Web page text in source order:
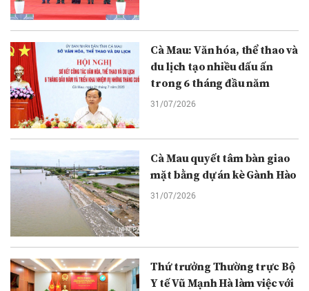
Cà Mau: Văn hóa, thể thao và
du lịch tạo nhiều dấu ấn
trong 6 tháng đầu năm
31/07/2026
Cà Mau quyết tâm bàn giao
mặt bằng dự án kè Gành Hào
31/07/2026
Thứ trưởng Thường trực Bộ
Y tế Vũ Mạnh Hà làm việc với